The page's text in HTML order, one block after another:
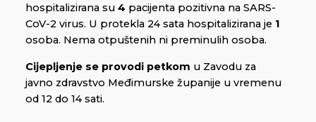
hospitalizirana su 4 pacijenta pozitivna na SARS-
CoV-2 virus. U protekla 24 sata hospitalizirana je 1
osoba. Nema otpuštenih ni preminulih osoba.
Cijepljenje se provodi petkom u Zavodu za
javno zdravstvo Međimurske županije u vremenu
od 12 do 14 sati.